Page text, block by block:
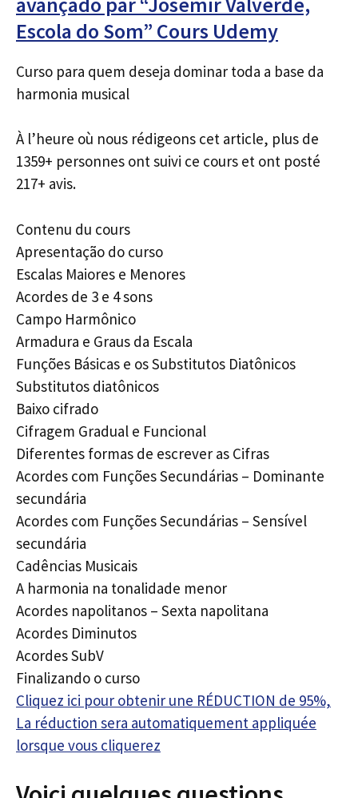
Escola do Som” Cours Udemy
Curso para quem deseja dominar toda a base da
harmonia musical
À l’heure où nous rédigeons cet article, plus de
1359+ personnes ont suivi ce cours et ont posté
217+ avis.
Contenu du cours
Apresentação do curso
Escalas Maiores e Menores
Acordes de 3 e 4 sons
Campo Harmônico
Armadura e Graus da Escala
Funções Básicas e os Substitutos Diatônicos
Substitutos diatônicos
Baixo cifrado
Cifragem Gradual e Funcional
Diferentes formas de escrever as Cifras
Acordes com Funções Secundárias – Dominante
secundária
Acordes com Funções Secundárias – Sensível
secundária
Cadências Musicais
A harmonia na tonalidade menor
Acordes napolitanos – Sexta napolitana
Acordes Diminutos
Acordes SubV
Finalizando o curso
Cliquez ici pour obtenir une RÉDUCTION de 95%,
La réduction sera automatiquement appliquée
lorsque vous cliquerez